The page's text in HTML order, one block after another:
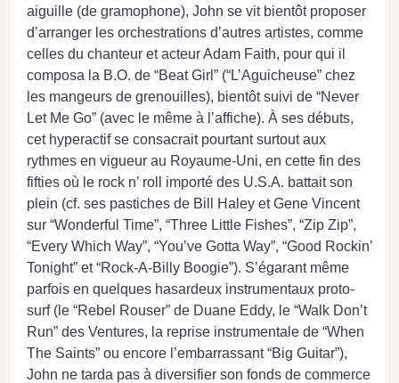
aiguille (de gramophone), John se vit bientôt proposer
d’arranger les orchestrations d’autres artistes, comme
celles du chanteur et acteur Adam Faith, pour qui il
composa la B.O. de “Beat Girl” (“L’Aguicheuse” chez
les mangeurs de grenouilles), bientôt suivi de “Never
Let Me Go” (avec le même à l’affiche). À ses débuts,
cet hyperactif se consacrait pourtant surtout aux
rythmes en vigueur au Royaume-Uni, en cette fin des
fifties où le rock n’ roll importé des U.S.A. battait son
plein (cf. ses pastiches de Bill Haley et Gene Vincent
sur “Wonderful Time”, “Three Little Fishes”, “Zip Zip”,
“Every Which Way”, “You’ve Gotta Way”, “Good Rockin’
Tonight” et “Rock-A-Billy Boogie”). S’égarant même
parfois en quelques hasardeux instrumentaux proto-
surf (le “Rebel Rouser” de Duane Eddy, le “Walk Don’t
Run” des Ventures, la reprise instrumentale de “When
The Saints” ou encore l’embarrassant “Big Guitar”),
John ne tarda pas à diversifier son fonds de commerce